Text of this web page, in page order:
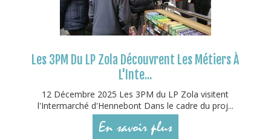
Les 3PM Du LP Zola Découvrent Les Métiers À
L'Inte...
12 Décembre 2025 Les 3PM du LP Zola visitent
l'Intermarché d'Hennebont Dans le cadre du proj...
En savoir plus